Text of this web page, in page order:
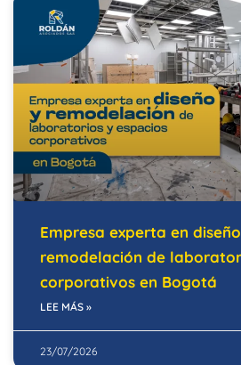
Empresa experta en
remodelación de
corporativos en Bogotá
LEE MÁS »
23/07/2026